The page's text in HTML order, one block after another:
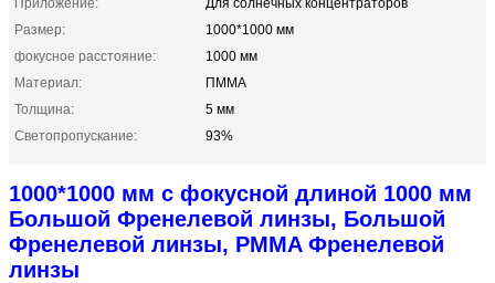
Приложение:
Для солнечных концентраторов
Размер:
1000*1000 мм
фокусное расстояние:
1000 мм
Материал:
ПММА
Толщина:
5 мм
Светопропускание:
93%
1000*1000 мм с фокусной длиной 1000 мм
Большой Френелевой линзы, Большой
Френелевой линзы, PMMA Френелевой
линзы